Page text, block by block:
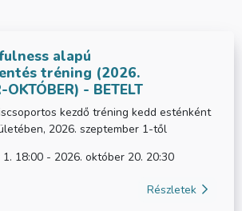
alapú
tréning (2026.
OKTÓBER) - BETELT
kezdő tréning kedd esténként
2026. szeptember 1-től
18:00 - 2026. október 20. 20:30
Részletek